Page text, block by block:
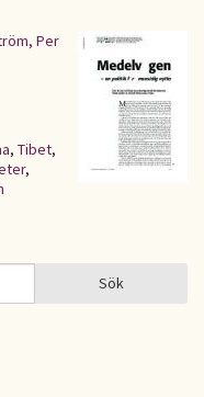
Per
, Tibet,
,
Sök